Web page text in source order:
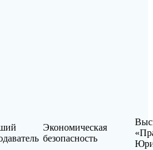
Экономическая
безопасность